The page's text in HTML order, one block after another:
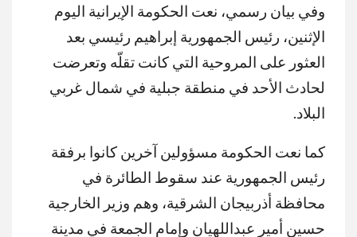
وفي بيان رسمي، نعت الحكومة الإيرانية اليوم
الإثنين، رئيس الجمهورية إبراهيم رئيسي بعد
العثور على المروحية التي كانت تقلّه وتعرضت
لحادث الأحد في منطقة جبلية في شمال غربي
البلاد.
كما نعت الحكومة مسؤولين آخرين كانوا برفقة
رئيس الجمهورية عند سقوط الطائرة في
محافظة أذربيجان الشرقية، وهم وزير الخارجية
حسين أمير عبداللهيان وإمام الجمعة في مدينة